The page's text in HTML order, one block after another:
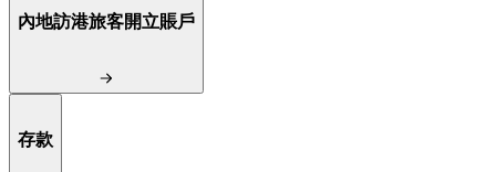
內地訪港旅客開立賬戶
存款